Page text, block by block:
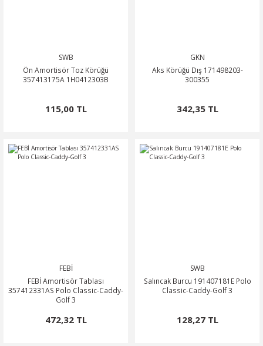
SWB
Ön Amortisör Toz Körüğü
357413175A 1H0412303B
115,00 TL
GKN
Aks Körüğü Dış 171498203-
300355
342,35 TL
FEBİ
FEBİ Amortisör Tablası
357412331AS Polo Classic-Caddy-
Golf 3
472,32 TL
SWB
Salıncak Burcu 191407181E Polo
Classic-Caddy-Golf 3
128,27 TL